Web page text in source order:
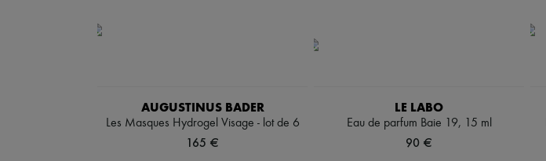
AUGUSTINUS BADER
Les Masques Hydrogel Visage - lot de 6
165 €
LE LABO
Eau de parfum Baie 19, 15 ml
90 €